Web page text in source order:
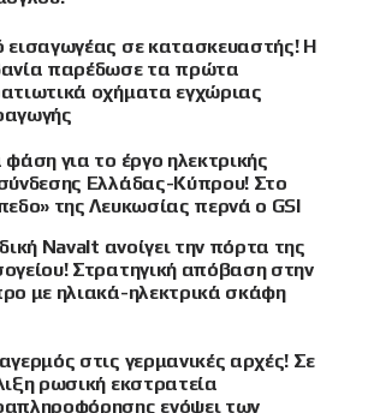
εισαγωγέας σε κατασκευαστής! Η
παρέδωσε τα πρώτα
οχήματα εγχώριας
φάση για το έργο ηλεκτρικής
Ελλάδας-Κύπρου! Στο
της Λευκωσίας περνά ο GSI
Navalt ανοίγει την πόρτα της
Στρατηγική απόβαση στην
με ηλιακά-ηλεκτρικά σκάφη
στις γερμανικές αρχές! Σε
ρωσική εκστρατεία
ενόψει των